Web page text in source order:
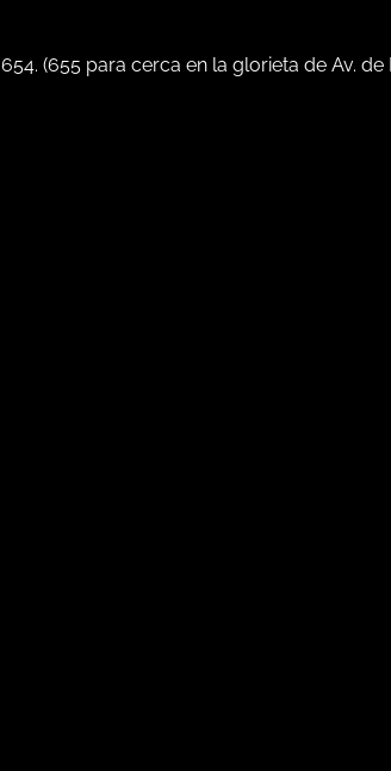
654. (655 para cerca en la glorieta de Av. de